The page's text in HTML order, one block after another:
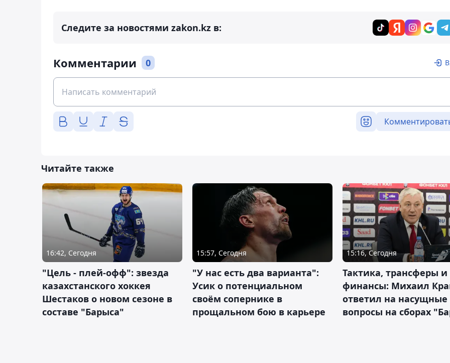
Следите за новостями zakon.kz в:
Комментарии 0
Читайте также
16:42, Сегодня
"Цель - плей-офф": звезда
казахстанского хоккея
Шестаков о новом сезоне в
составе "Барыса"
15:57, Сегодня
"У нас есть два варианта":
Усик о потенциальном
своём сопернике в
прощальном бою в карьере
15:16, Сегодня
Тактика, трансферы и
финансы: Михаил
ответил на насущные
вопросы на сборах